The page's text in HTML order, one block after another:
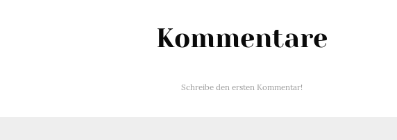
Kommentare
Schreibe den ersten Kommentar!